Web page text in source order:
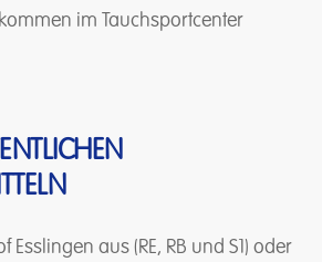
im Tauchsportcenter
Esslingen aus (RE, RB und S1) oder